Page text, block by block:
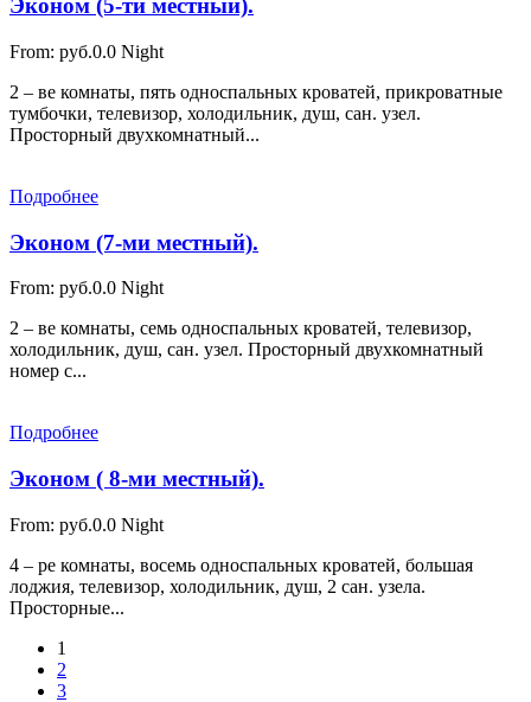
Эконом (5-ти местный).
From: руб.0.0 Night
2 – ве комнаты, пять односпальных кроватей, прикроватные
тумбочки, телевизор, холодильник, душ, сан. узел.
Просторный двухкомнатный...
Подробнее
Эконом (7-ми местный).
From: руб.0.0 Night
2 – ве комнаты, семь односпальных кроватей, телевизор,
холодильник, душ, сан. узел. Просторный двухкомнатный
номер с...
Подробнее
Эконом ( 8-ми местный).
From: руб.0.0 Night
4 – ре комнаты, восемь односпальных кроватей, большая
лоджия, телевизор, холодильник, душ, 2 сан. узела.
Просторные...
1
2
3